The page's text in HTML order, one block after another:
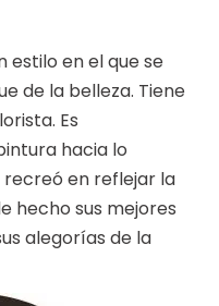
estilo en el que se
de la belleza. Tiene
Es
hacia lo
en reflejar la
hecho sus mejores
alegorías de la